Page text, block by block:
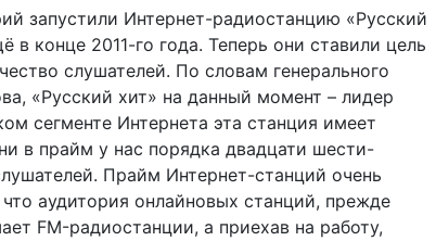
запустили Интернет-радиостанцию «Русский
в конце 2011-го года. Теперь они ставили цель
слушателей. По словам генерального
«Русский хит» на данный момент – лидер
сегменте Интернета эта станция имеет
в прайм у нас порядка двадцати шести-
Прайм Интернет-станций очень
аудитория онлайновых станций, прежде
FM-радиостанции, а приехав на работу,